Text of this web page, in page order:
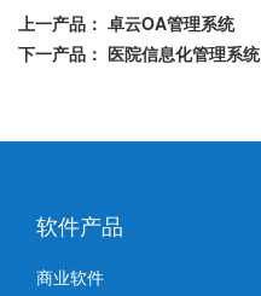
上一产品： 卓云OA管理系统
下一产品： 医院信息化管理系统
软件产品
商业软件